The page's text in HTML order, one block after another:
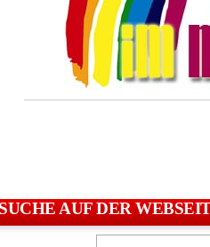
SUCHE AUF DER